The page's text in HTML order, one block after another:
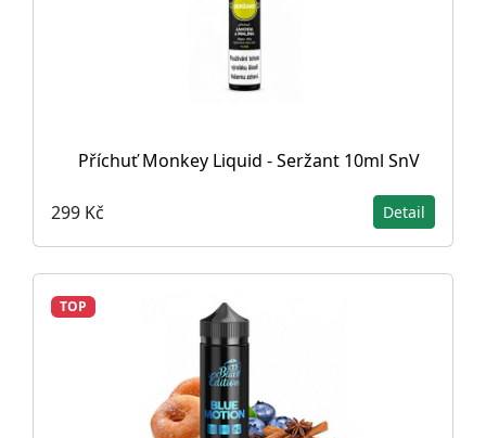
Příchuť Monkey Liquid - Seržant 10ml SnV
299 Kč Detail
TOP